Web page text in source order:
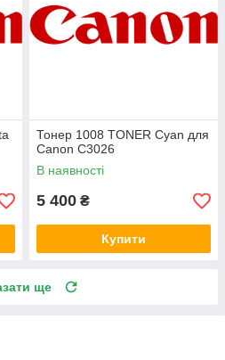
Тонер 1008 TONER Cyan для
Canon C3026
В наявності
5 400 ₴
Купити
ще